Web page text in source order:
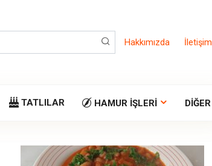
Hakkımızda İletişim
TATLILAR HAMUR İŞLERI DIĞER